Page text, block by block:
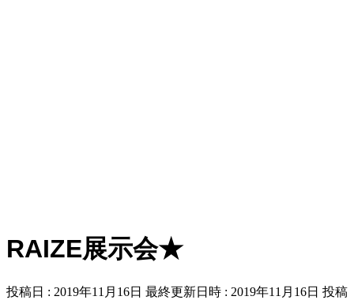
RAIZE展示会★
投稿日 : 2019年11月16日 最終更新日時 : 2019年11月16日 投稿